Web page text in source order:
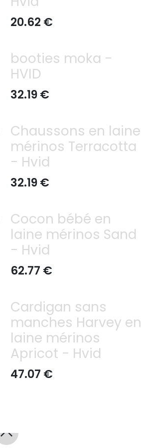
20.62 €
booties moka -
HVID
32.19€
Chaussons en laine
mérinos Terracotta
- Hvid
32.19€
Cocon bébé en
laine mérinos Sand
- Hvid
62.77 €
Cardigan sans
manches Harvey en
laine mérinos
Apricot - Hvid
47.07 €